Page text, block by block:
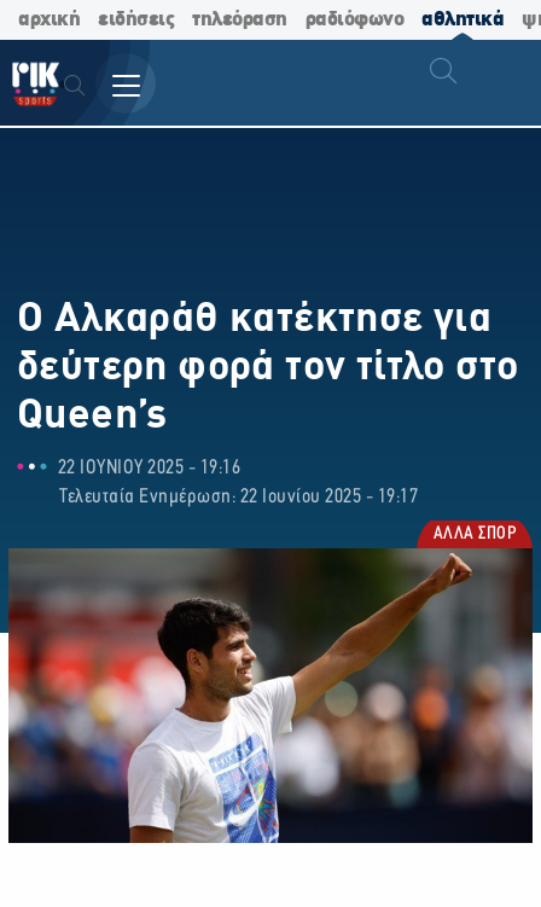
αρχική ειδήσεις τηλεόραση ραδιόφωνο αθλητικά
Ο Αλκαράθ κατέκτησε για
δεύτερη φορά τον τίτλο στο
Queen’s
22 ΙΟΥΝΙΟΥ 2025 - 19:16
Τελευταία Ενημέρωση: 22 Ιουνίου 2025 - 19:17
ΑΛΛΑ ΣΠΟΡ